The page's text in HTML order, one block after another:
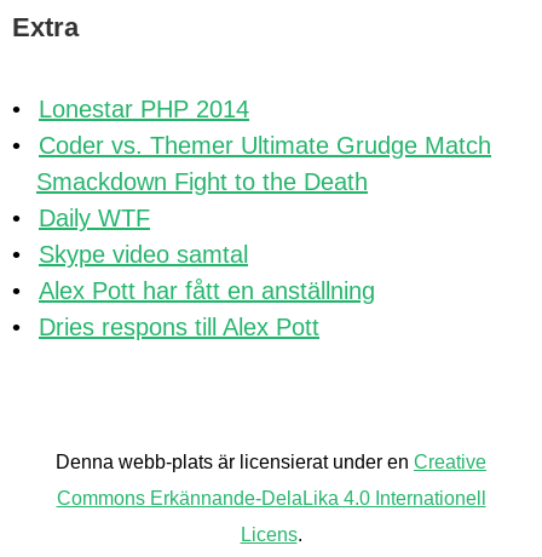
Extra
Lonestar PHP 2014
Coder vs. Themer Ultimate Grudge Match
Smackdown Fight to the Death
Daily WTF
Skype video samtal
Alex Pott har fått en anställning
Dries respons till Alex Pott
Denna webb-plats är licensierat under en Creative
Commons Erkännande-DelaLika 4.0 Internationell
Licens.